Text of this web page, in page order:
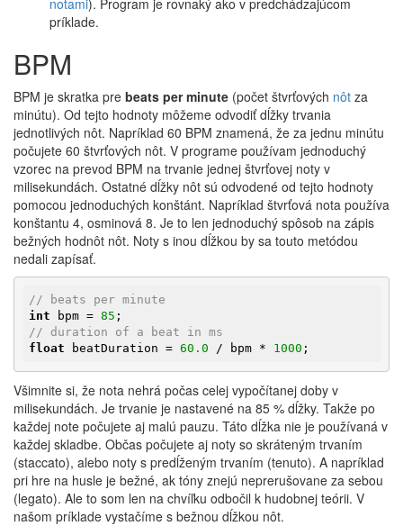
príklade.
BPM
BPM je skratka pre beats per minute (počet štvrťových nôt za
minútu). Od tejto hodnoty môžeme odvodiť dĺžky trvania
jednotlivých nôt. Napríklad 60 BPM znamená, že za jednu minútu
počujete 60 štvrťových nôt. V programe používam jednoduchý
vzorec na prevod BPM na trvanie jednej štvrťovej noty v
milisekundách. Ostatné dĺžky nôt sú odvodené od tejto hodnoty
pomocou jednoduchých konštánt. Napríklad štvrťová nota používa
konštantu 4, osminová 8. Je to len jednoduchý spôsob na zápis
bežných hodnôt nôt. Noty s inou dĺžkou by sa touto metódou
nedali zapísať.
// beats per minute
int bpm = 85
// duration of a beat in ms
float beatDuration = 60.0 / bpm * 1000 ;
Všimnite si, že nota nehrá počas celej vypočítanej doby v
milisekundách. Je trvanie je nastavené na 85 % dĺžky. Takže po
každej note počujete aj malú pauzu. Táto dĺžka nie je používaná v
každej skladbe. Občas počujete aj noty so skráteným trvaním
(staccato), alebo noty s predĺženým trvaním (tenuto). A napríklad
pri hre na husle je bežné, ak tóny znejú neprerušovane za sebou
(legato). Ale to som len na chvíľku odbočil k hudobnej teórii. V
našom príklade vystačíme s bežnou dĺžkou nôt.